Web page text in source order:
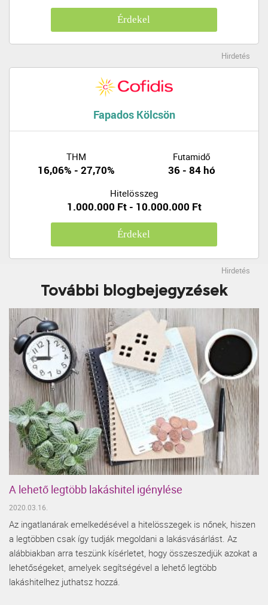
Érdekel
Hirdetés
Fapados Kölcsön
THM
16,06% - 27,70%
Futamidő
36 - 84 hó
Hitelösszeg
1.000.000 Ft - 10.000.000 Ft
Érdekel
Hirdetés
További blogbejegyzések
A lehető legtöbb lakáshitel igénylése
2020.03.16.
Az ingatlanárak emelkedésével a hitelösszegek is nőnek, hiszen
a legtöbben csak így tudják megoldani a lakásvásárlást. Az
alábbiakban arra teszünk kísérletet, hogy összeszedjük azokat a
lehetőségeket, amelyek segítségével a lehető legtöbb
lakáshitelhez juthatsz hozzá.